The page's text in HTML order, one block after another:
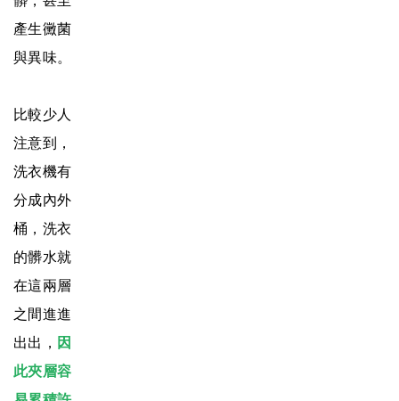
產生黴菌
與異味。
比較少人
注意到，
洗衣機有
分成內外
桶，洗衣
的髒水就
在這兩層
之間進進
出出， 因
此夾層容